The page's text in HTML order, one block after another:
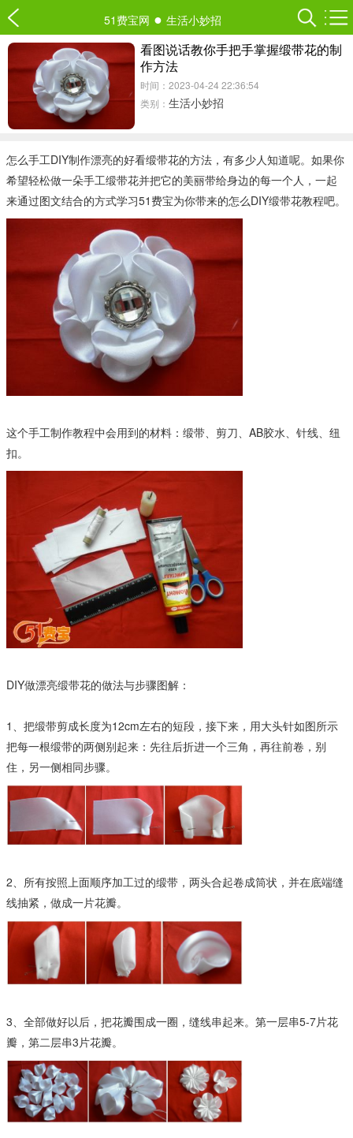
51费宝网 ● 生活小妙招
看图说话教你手把手掌握缎带花的制
作方法
时间：2023-04-24 22:36:54
类别： 生活小妙招
怎么手工DIY制作漂亮的好看缎带花的方法，有多少人知道呢。如果你
希望轻松做一朵手工缎带花并把它的美丽带给身边的每一个人，一起
来通过图文结合的方式学习51费宝为你带来的怎么DIY缎带花教程吧。
这个手工制作教程中会用到的材料：缎带、剪刀、AB胶水、针线、纽
扣。
DIY做漂亮缎带花的做法与步骤图解：
1、把缎带剪成长度为12cm左右的短段，接下来，用大头针如图所示
把每一根缎带的两侧别起来：先往后折进一个三角，再往前卷，别
住，另一侧相同步骤。
2、所有按照上面顺序加工过的缎带，两头合起卷成筒状，并在底端缝
线抽紧，做成一片花瓣。
3、全部做好以后，把花瓣围成一圈，缝线串起来。第一层串5-7片花
瓣，第二层串3片花瓣。